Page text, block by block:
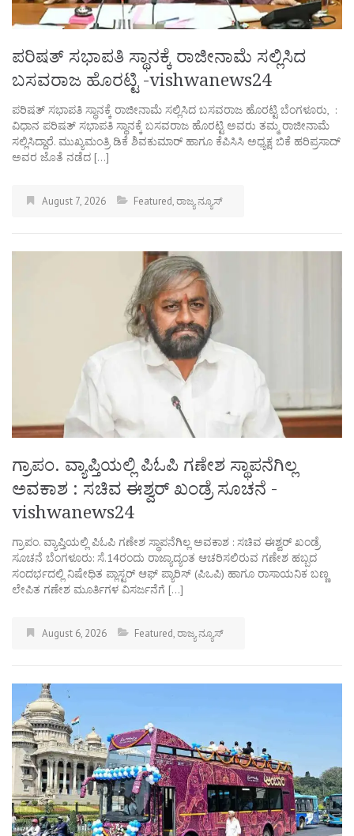
ಪರಿಷತ್ ಸಭಾಪತಿ ಸ್ಥಾನಕ್ಕೆ ರಾಜೀನಾಮೆ ಸಲ್ಲಿಸಿದ
ಬಸವರಾಜ ಹೊರಟ್ಟಿ -vishwanews24
ಪರಿಷತ್ ಸಭಾಪತಿ ಸ್ಥಾನಕ್ಕೆ ರಾಜೀನಾಮೆ ಸಲ್ಲಿಸಿದ ಬಸವರಾಜ ಹೊರಟ್ಟಿ ಬೆಂಗಳೂರು, :
ವಿಧಾನ ಪರಿಷತ್ ಸಭಾಪತಿ ಸ್ಥಾನಕ್ಕೆ ಬಸವರಾಜ ಹೊರಟ್ಟಿ ಅವರು ತಮ್ಮ ರಾಜೀನಾಮೆ
ಸಲ್ಲಿಸಿದ್ದಾರೆ. ಮುಖ್ಯಮಂತ್ರಿ ಡಿಕೆ ಶಿವಕುಮಾರ್‌ ಹಾಗೂ ಕೆಪಿಸಿಸಿ ಅಧ್ಯಕ್ಷ ಬಿಕೆ ಹರಿಪ್ರಸಾದ್‌
ಅವರ ಜೊತೆ ನಡೆದ […]
August 7, 2026 Featured,ರಾಜ್ಯ ನ್ಯೂಸ್
ಗ್ರಾಪಂ. ವ್ಯಾಪ್ತಿಯಲ್ಲಿ ಪಿಓಪಿ ಗಣೇಶ ಸ್ಥಾಪನೆಗಿಲ್ಲ
ಅವಕಾಶ : ಸಚಿವ ಈಶ್ವರ್‌ ಖಂಡ್ರೆ ಸೂಚನೆ -
vishwanews24
ಗ್ರಾಪಂ. ವ್ಯಾಪ್ತಿಯಲ್ಲಿ ಪಿಓಪಿ ಗಣೇಶ ಸ್ಥಾಪನೆಗಿಲ್ಲ ಅವಕಾಶ : ಸಚಿವ ಈಶ್ವರ್‌ ಖಂಡ್ರೆ
ಸೂಚನೆ ಬೆಂಗಳೂರು: ಸೆ.14ರಂದು ರಾಜ್ಯಾದ್ಯಂತ ಆಚರಿಸಲಿರುವ ಗಣೇಶ ಹಬ್ಬದ
ಸಂದರ್ಭದಲ್ಲಿ ನಿಷೇಧಿತ ಪ್ಲಾಸ್ಟರ್ ಆಫ್ ಪ್ಯಾರಿಸ್ (ಪಿಒಪಿ) ಹಾಗೂ ರಾಸಾಯನಿಕ ಬಣ್ಣ
ಲೇಪಿತ ಗಣೇಶ ಮೂರ್ತಿಗಳ ವಿಸರ್ಜನೆಗೆ […]
August 6, 2026 Featured,ರಾಜ್ಯ ನ್ಯೂಸ್